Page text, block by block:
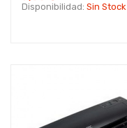
Disponibilidad: Sin Stock